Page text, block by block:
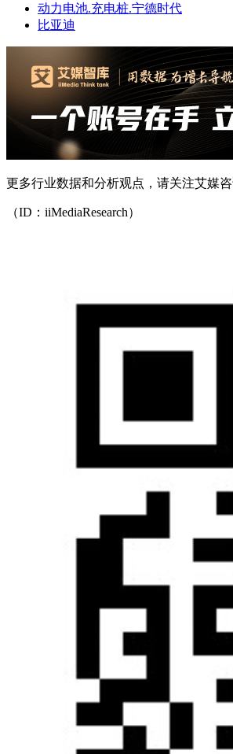
动力电池.充电桩.宁德时代
比亚迪
更多行业数据和分析观点，请关注艾媒
（ID：iiMediaResearch）